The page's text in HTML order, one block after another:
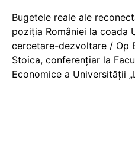
Bugetele reale ale
poziția României la coada
cercetare-dezvoltare / Op
Stoica, conferențiar la
Economice a Universității